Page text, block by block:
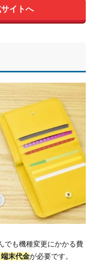
イトへ
でも機種変更にかかる費
末代金が必要です。